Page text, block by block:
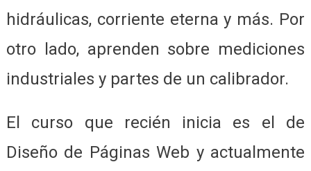
hidráulicas, corriente eterna y más. Por
otro lado, aprenden sobre mediciones
industriales y partes de un calibrador.
El curso que recién inicia es el de
Diseño de Páginas Web y actualmente